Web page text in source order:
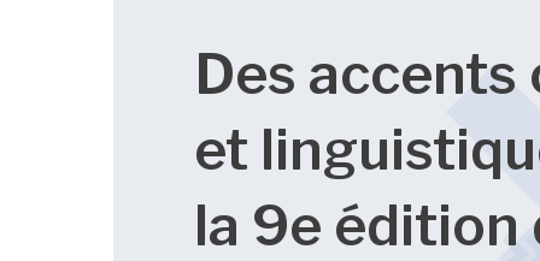
Des accents
et
la 9e édition